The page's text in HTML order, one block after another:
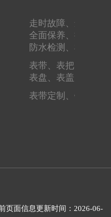
走时故障、进水进
全面保养、抛光翻
防水检测、机芯检测
表带、 表把、
表盘、 表盖、
表带定制、镶钻刻字
页面信息更新时间：2026-06-